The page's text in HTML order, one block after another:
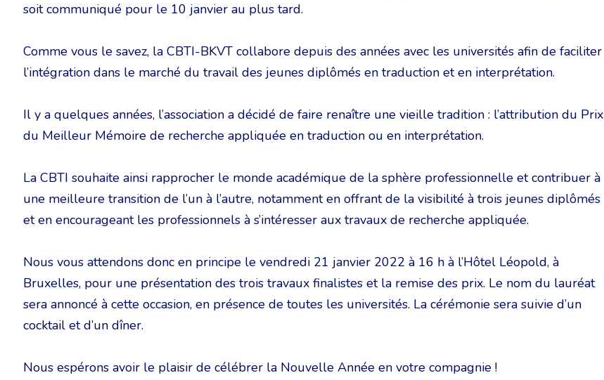
soit communiqué pour le 10 janvier au plus tard.
Comme vous le savez, la CBTI-BKVT collabore depuis des années avec les universités afin de faciliter
l’intégration dans le marché du travail des jeunes diplômés en traduction et en interprétation.
Il y a quelques années, l’association a décidé de faire renaître une vieille tradition : l’attribution du Prix
du Meilleur Mémoire de recherche appliquée en traduction ou en interprétation.
La CBTI souhaite ainsi rapprocher le monde académique de la sphère professionnelle et contribuer à
une meilleure transition de l’un à l’autre, notamment en offrant de la visibilité à trois jeunes diplômés
et en encourageant les professionnels à s’intéresser aux travaux de recherche appliquée.
Nous vous attendons donc en principe le vendredi 21 janvier 2022 à 16 h à l’Hôtel Léopold, à
Bruxelles, pour une présentation des trois travaux finalistes et la remise des prix. Le nom du lauréat
sera annoncé à cette occasion, en présence de toutes les universités. La cérémonie sera suivie d’un
cocktail et d’un dîner.
Nous espérons avoir le plaisir de célébrer la Nouvelle Année en votre compagnie !